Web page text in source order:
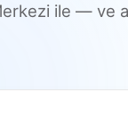
ile — ve